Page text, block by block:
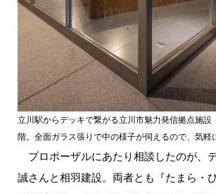
立川駅からデッキで繋がる立川市魅力発信拠点施設
階。全面ガラス張りで中の様子が伺えるので、気軽
プロポーザルにあたり相談したのが、
誠さんと相羽建設。両者とも『たまら・